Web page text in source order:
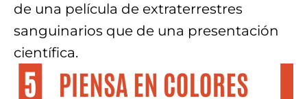
de una película de extraterrestres
sanguinarios que de una presentación
científica.